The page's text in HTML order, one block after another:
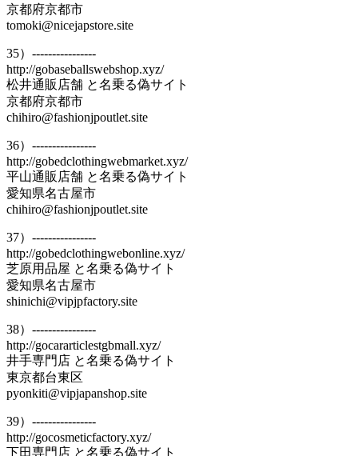
京都府京都市
tomoki@nicejapstore.site
35）----------------
http://gobaseballswebshop.xyz/
松井通販店舗 と名乗る偽サイト
京都府京都市
chihiro@fashionjpoutlet.site
36）----------------
http://gobedclothingwebmarket.xyz/
平山通販店舗 と名乗る偽サイト
愛知県名古屋市
chihiro@fashionjpoutlet.site
37）----------------
http://gobedclothingwebonline.xyz/
芝原用品屋 と名乗る偽サイト
愛知県名古屋市
shinichi@vipjpfactory.site
38）----------------
http://gocararticlestgbmall.xyz/
井手専門店 と名乗る偽サイト
東京都台東区
pyonkiti@vipjapanshop.site
39）----------------
http://gocosmeticfactory.xyz/
下田専門店 と名乗る偽サイト